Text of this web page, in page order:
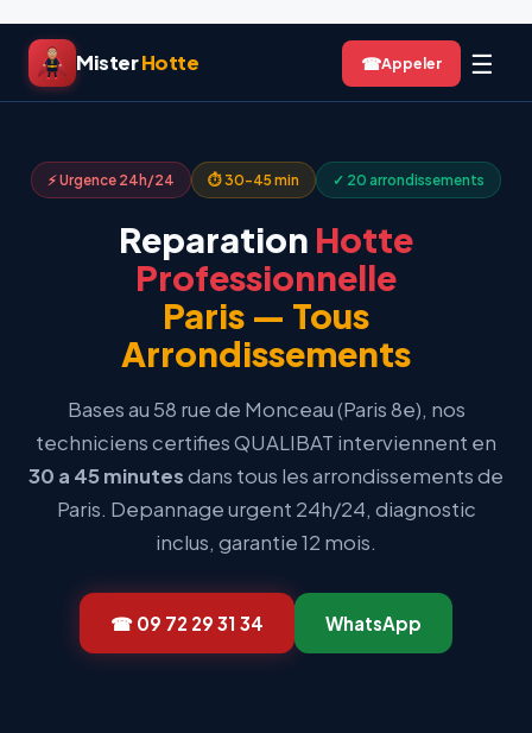
Aller
contenu
MisterHotte ☎ ☰
⚡ Urgence 24h/24 ⏱ 30-45 min ✓ 20 arrondissements
Reparation Hotte
Professionnelle
Paris — Tous
Arrondissements
Bases au 58 rue de Monceau (Paris 8e), nos
techniciens certifies QUALIBAT interviennent en
30 a 45 minutesdans tous les arrondissements de
Paris. Depannage urgent 24h/24, diagnostic
inclus, garantie 12 mois.
☎ 09 72 29 31 34 WhatsApp